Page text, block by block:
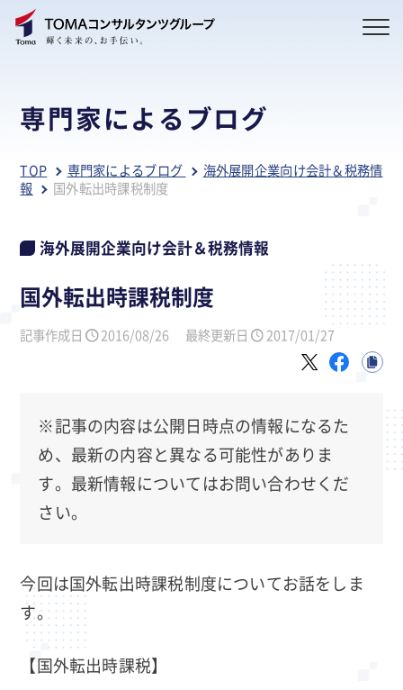
専門家によるブログ
TOP 専門家によるブログ
海外展開企業向け会計＆税務情
報
国外転出時課税制度
海外展開企業向け会計＆税務情報
国外転出時課税制度
記事作成日 2016/08/26 最終更新日 2017/01/27
※記事の内容は公開日時点の情報になるた
め、最新の内容と異なる可能性がありま
す。最新情報についてはお問い合わせくだ
さい。
今回は国外転出時課税制度についてお話をしま
す。
【国外転出時課税】